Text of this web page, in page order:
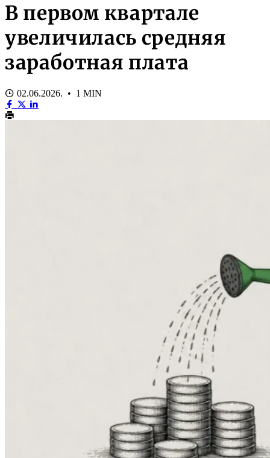
В первом квартале
увеличилась средняя
заработная плата
02.06.2026. • 1 MIN